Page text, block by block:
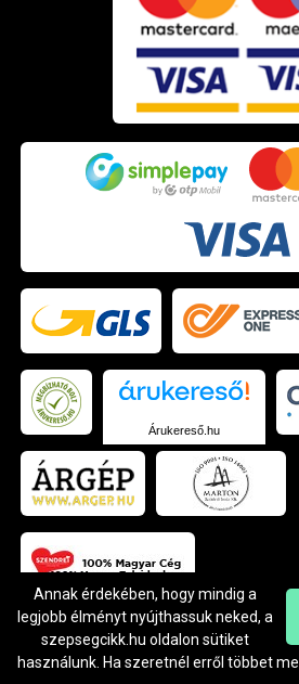
Árukereső.hu
© Szendrei Kft - 1042 Budapest, Árpád út 94.
Annak érdekében, hogy mindig a
legjobb élményt nyújthassuk neked, a
szepsegcikk.hu oldalon sütiket
használunk. Ha szeretnél erről többet